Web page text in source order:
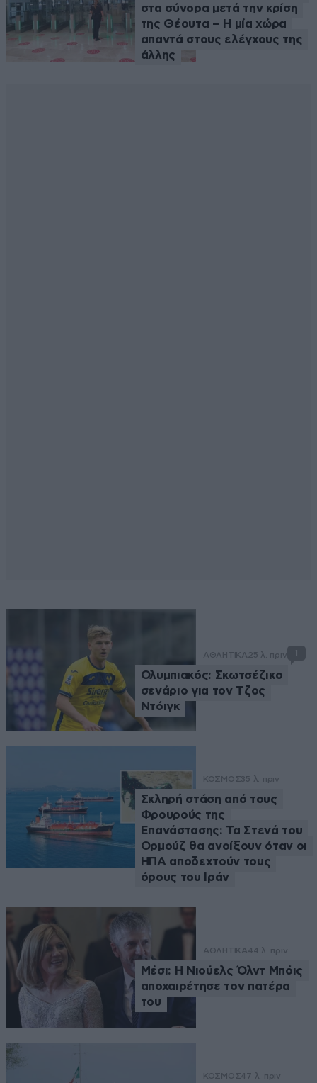
στα σύνορα μετά την κρίση
της Θέουτα – Η μία χώρα
απαντά στους ελέγχους της
άλλης
ΑΘΛΗΤΙΚΑ25 λ. πριν 1
Ολυμπιακός: Σκωτσέζικο
σενάριο για τον Τζος
Ντόιγκ
ΚΟΣΜΟΣ35 λ. πριν
Σκληρή στάση από τους
Φρουρούς της
Επανάστασης: Τα Στενά του
Ορμούζ θα ανοίξουν όταν οι
ΗΠΑ αποδεχτούν τους
όρους του Ιράν
ΑΘΛΗΤΙΚΑ44 λ. πριν
Μέσι: Η Νιούελς Όλντ Μπόις
αποχαιρέτησε τον πατέρα
του
ΚΟΣΜΟΣ47 λ. πριν